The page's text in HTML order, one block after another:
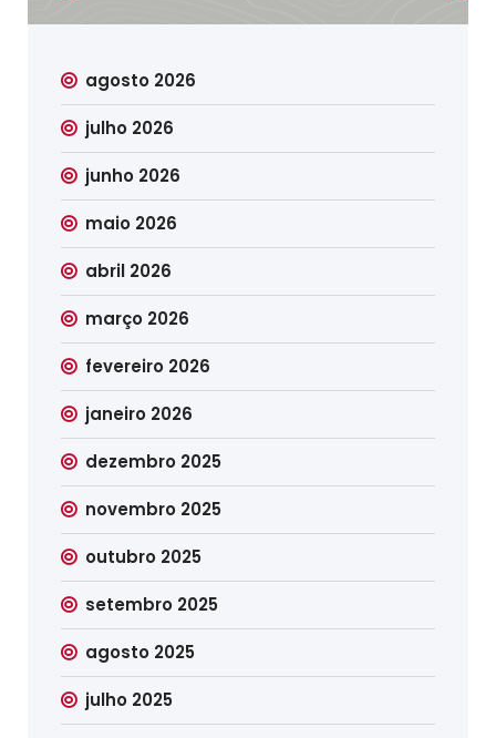
agosto 2026
julho 2026
junho 2026
maio 2026
abril 2026
março 2026
fevereiro 2026
janeiro 2026
dezembro 2025
novembro 2025
outubro 2025
setembro 2025
agosto 2025
julho 2025